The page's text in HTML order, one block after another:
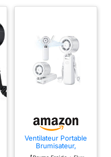
Ventilateur Portable
Brumisateur,